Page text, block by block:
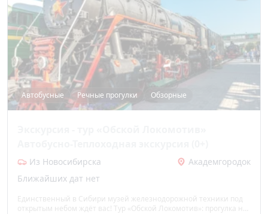
Автобусные Речные прогулки Обзорные
Из Новосибирска
Академгородок
Ближайших дат нет
Единственный в Сибири музей железнодорожной техники под
открытым небом ждёт вас! Тур «Обской Локомотив»: прогулка на